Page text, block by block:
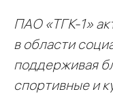
ПАО «ТГК-1»
в области
поддерживая
спортивные и